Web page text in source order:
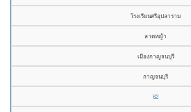
โรงเรียนศรีอุปลาราม
ลาดหญ้า
เมืองกาญจนบุรี
กาญจนบุรี
62